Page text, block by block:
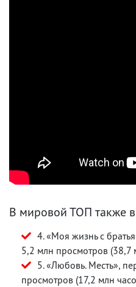
В мировой ТОП также
4. «Моя жизнь с
5,2 млн просмотров (38,7
5. «Любовь. Месть»,
просмотров (17,2 млн